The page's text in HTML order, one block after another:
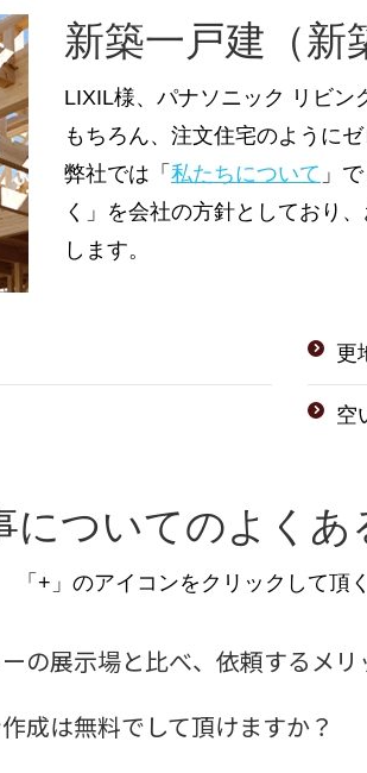
新築一戸建（新
LIXIL様、パナソニック リビン
もちろん、注文住宅のように
弊社では「 私たちについて 」
く」を会社の方針としており
します。
更
空
についてのよくあ
「+」のアイコンをクリックして頂
の展示場と比べ、依頼するメリ
成は無料でして頂けますか？